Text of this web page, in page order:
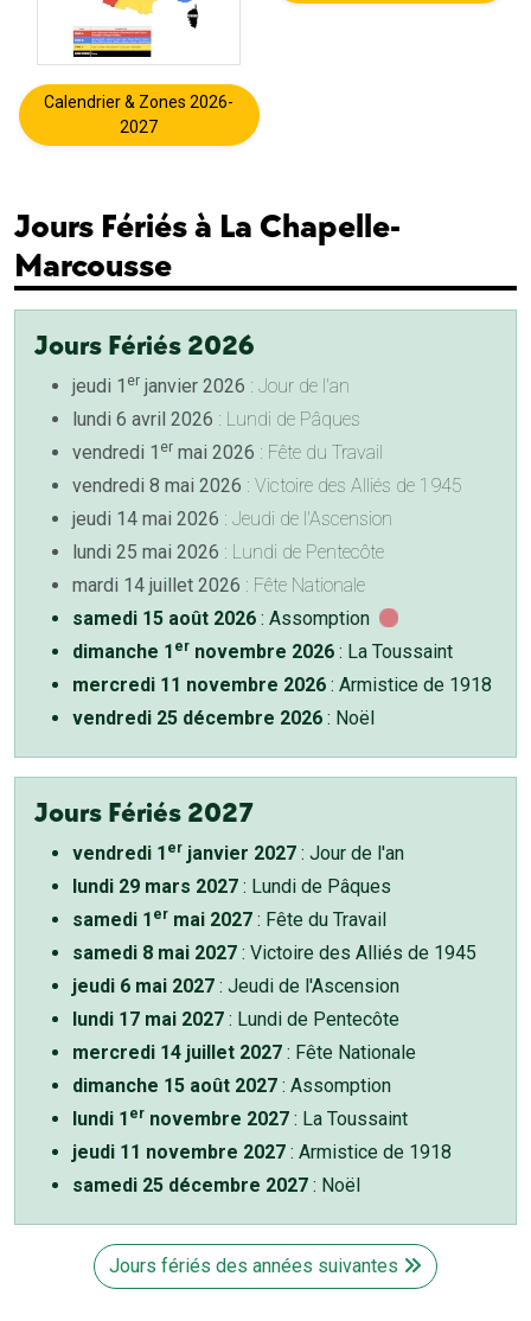
Calendrier & Zones 2026-
2027
Jours Fériés à La Chapelle-
Marcousse
Jours Fériés 2026
jeudi 1 er janvier 2026 : Jour de l'an
lundi 6 avril 2026 : Lundi de Pâques
vendredi 1 er mai 2026 : Fête du Travail
vendredi 8 mai 2026 : Victoire des Alliés de 1945
jeudi 14 mai 2026 : Jeudi de l'Ascension
lundi 25 mai 2026 : Lundi de Pentecôte
mardi 14 juillet 2026 : Fête Nationale
samedi 15 août 2026 : Assomption
dimanche 1 er novembre 2026 : La Toussaint
mercredi 11 novembre 2026 : Armistice de 1918
vendredi 25 décembre 2026 : Noël
Jours Fériés 2027
vendredi 1 er janvier 2027 : Jour de l'an
lundi 29 mars 2027 : Lundi de Pâques
samedi 1 er mai 2027 : Fête du Travail
samedi 8 mai 2027 : Victoire des Alliés de 1945
jeudi 6 mai 2027 : Jeudi de l'Ascension
lundi 17 mai 2027 : Lundi de Pentecôte
mercredi 14 juillet 2027 : Fête Nationale
dimanche 15 août 2027 : Assomption
lundi 1 er novembre 2027 : La Toussaint
jeudi 11 novembre 2027 : Armistice de 1918
samedi 25 décembre 2027 : Noël
Jours fériés des années suivantes